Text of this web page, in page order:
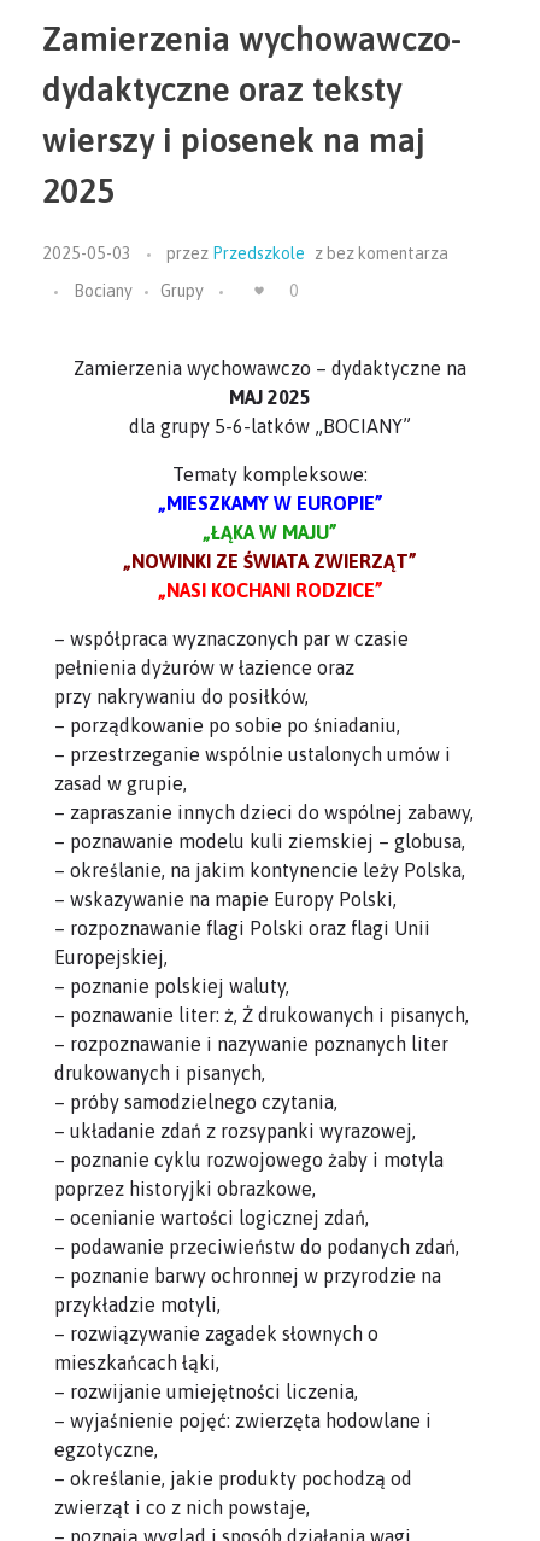
Zamierzenia wychowawczo-
dydaktyczne oraz teksty
wierszy i piosenek na maj
2025
2025-05-03 przez Przedszkole z bez komentarza
Bociany
Grupy 0
Zamierzenia wychowawczo – dydaktyczne na
MAJ 2025
dla grupy 5-6-latków „BOCIANY”
Tematy kompleksowe:
„MIESZKAMY W EUROPIE”
„ŁĄKA W MAJU”
„NOWINKI ZE ŚWIATA ZWIERZĄT”
„NASI KOCHANI RODZICE”
– współpraca wyznaczonych par w czasie
pełnienia dyżurów w łazience oraz
przy nakrywaniu do posiłków,
– porządkowanie po sobie po śniadaniu,
– przestrzeganie wspólnie ustalonych umów i
zasad w grupie,
– zapraszanie innych dzieci do wspólnej zabawy,
– poznawanie modelu kuli ziemskiej – globusa,
– określanie, na jakim kontynencie leży Polska,
– wskazywanie na mapie Europy Polski,
– rozpoznawanie flagi Polski oraz flagi Unii
Europejskiej,
– poznanie polskiej waluty,
– poznawanie liter: ż, Ż drukowanych i pisanych,
– rozpoznawanie i nazywanie poznanych liter
drukowanych i pisanych,
– próby samodzielnego czytania,
– układanie zdań z rozsypanki wyrazowej,
– poznanie cyklu rozwojowego żaby i motyla
poprzez historyjki obrazkowe,
– ocenianie wartości logicznej zdań,
– podawanie przeciwieństw do podanych zdań,
– poznanie barwy ochronnej w przyrodzie na
przykładzie motyli,
– rozwiązywanie zagadek słownych o
mieszkańcach łąki,
– rozwijanie umiejętności liczenia,
– wyjaśnienie pojęć: zwierzęta hodowlane i
egzotyczne,
– określanie, jakie produkty pochodzą od
zwierząt i co z nich powstaje,
– poznają wygląd i sposób działania wagi